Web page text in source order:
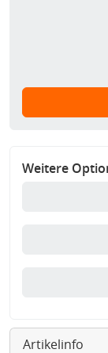
Weitere
Artikelinfo